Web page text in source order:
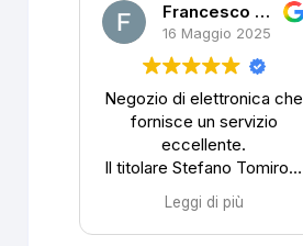
Francesco DALLA PORTA
16 Maggio 2025
Negozio di elettronica che
fornisce un servizio
eccellente.
Il titolare Stefano Tomirotti
competenza a pari
disponibilità.
Leggi di più